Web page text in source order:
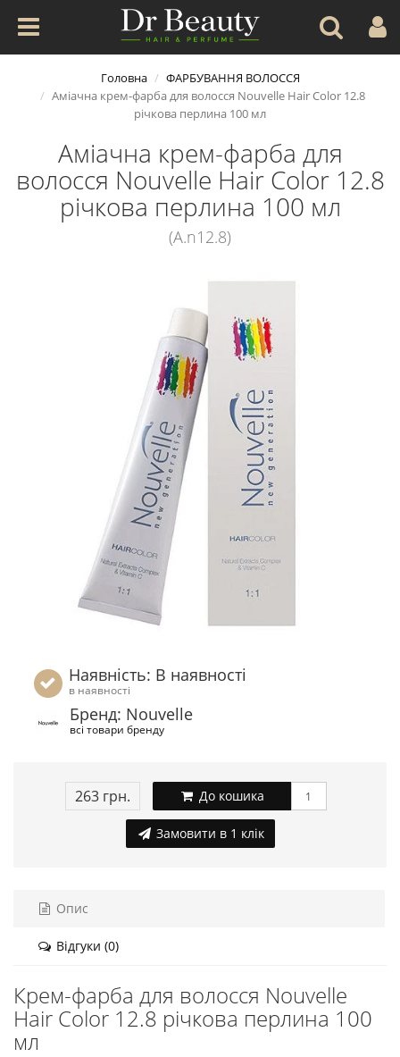
Головна
ФАРБУВАННЯ ВОЛОССЯ
Аміачна крем-фарба для волосся Nouvelle Hair Color 12.8
річкова перлина 100 мл
Аміачна крем-фарба для
волосся Nouvelle Hair Color 12.8
річкова перлина 100 мл
(A.n12.8)
Наявність: В наявності
в наявності
Бренд: Nouvelle
всі товари бренду
263 грн. До кошика
Замовити в 1 клік
Опис
Відгуки (0)
Крем-фарба для волосся Nouvelle
Hair Color 12.8 річкова перлина 100
мл